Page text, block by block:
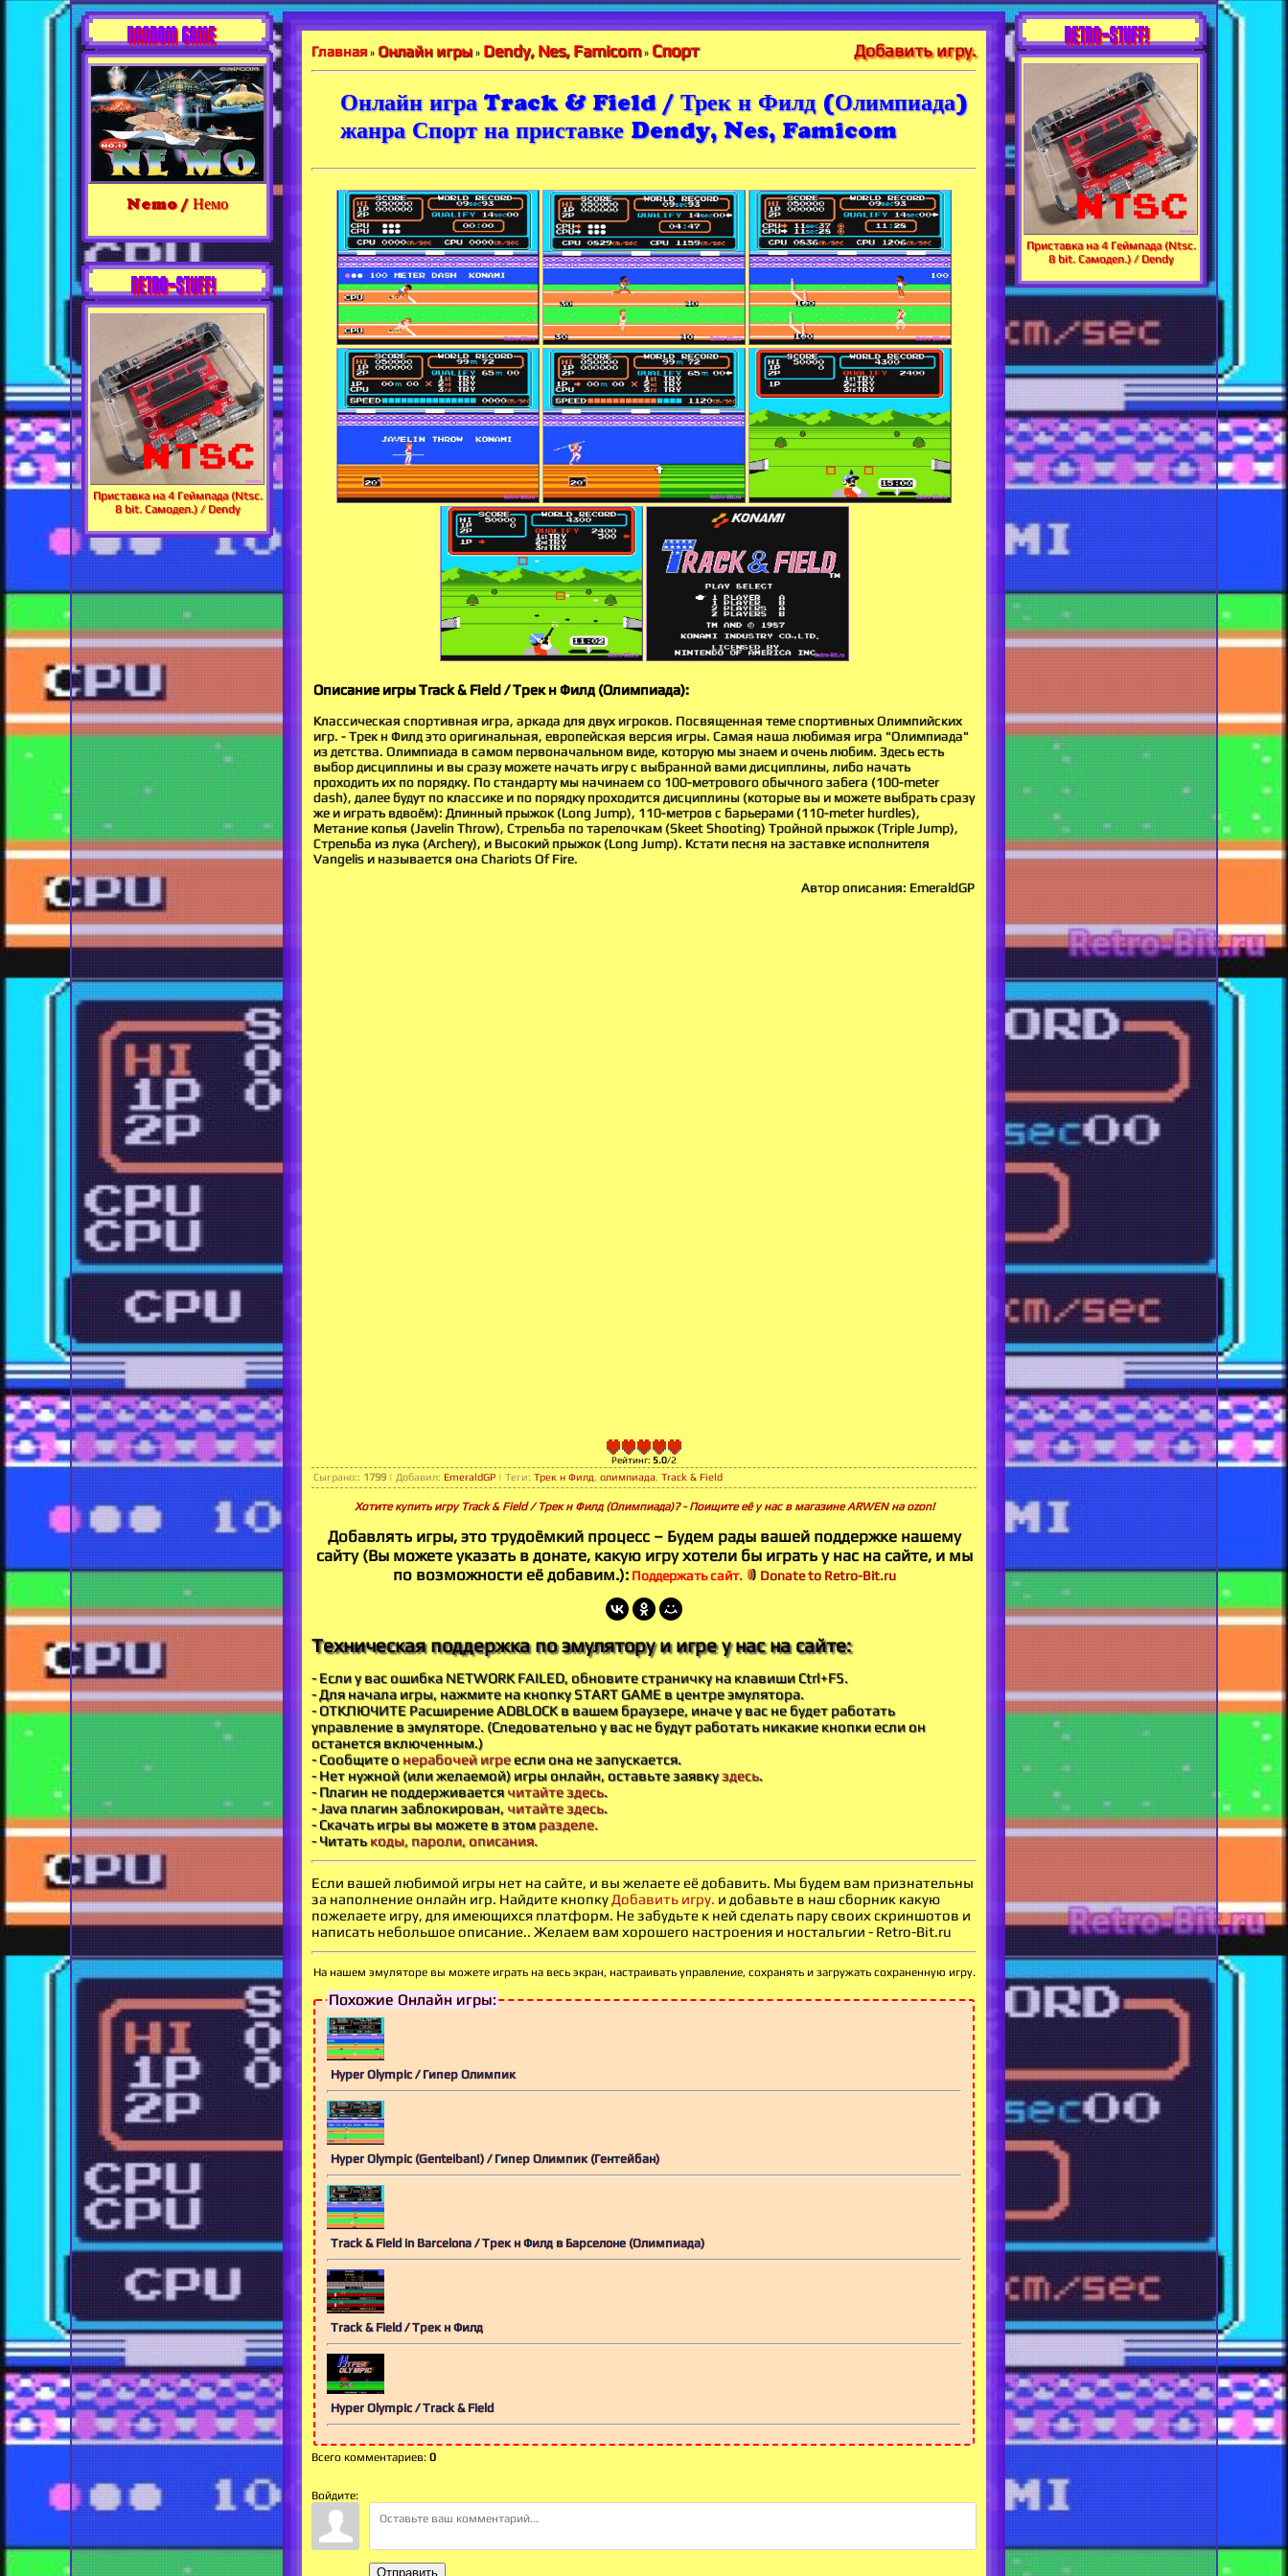
RANDOM GAME
Nemo / Немо
RETRO-STUFF!
Приставка на 4 Геймпада (Ntsc.
8 bit. Самодел.) / Dendy
Главная » Онлайн игры » Dendy, Nes, Famicom» Спорт Добавить игру.
Онлайн игра Track & Field / Трек н Филд (Олимпиада)
жанра Спорт на приставке Dendy, Nes, Famicom
Описание игры Track & Field / Трек н Филд (Олимпиада):
Классическая спортивная игра, аркада для двух игроков. Посвященная теме спортивных Олимпийских
игр. - Трек н Филд это оригинальная, европейская версия игры. Самая наша любимая игра "Олимпиада"
из детства. Олимпиада в самом первоначальном виде, которую мы знаем и очень любим. Здесь есть
выбор дисциплины и вы сразу можете начать игру с выбранной вами дисциплины, либо начать
проходить их по порядку. По стандарту мы начинаем со 100-метрового обычного забега (100-meter
dash), далее будут по классике и по порядку проходится дисциплины (которые вы и можете выбрать сразу
же и играть вдвоём): Длинный прыжок (Long Jump), 110-метров с барьерами (110-meter hurdles),
Метание копья (Javelin Throw), Стрельба по тарелочкам (Skeet Shooting) Тройной прыжок (Triple Jump),
Стрельба из лука (Archery), и Высокий прыжок (Long Jump). Кстати песня на заставке исполнителя
Vangelis и называется она Chariots Of Fire.
Автор описания: EmeraldGP
Рейтинг: 5.0/2
Сыграно:: 1799 | Добавил: EmeraldGP | Теги: Трек н Филд олимпиада Track & Field
Хотите купить игру Track & Field / Трек н Филд (Олимпиада)? - Поищите её у нас в магазине ARWEN на ozon!
Добавлять игры, это трудоёмкий процесс – Будем рады вашей поддержке нашему
сайту (Вы можете указать в донате, какую игру хотели бы играть у нас на сайте, и мы
по возможности её добавим.): Поддержать сайт. Donate to Retro-Bit.ru
Техническая поддержка по эмулятору и игре у нас на сайте:
- Если у вас ошибка NETWORK FAILED, обновите страничку на клавиши Ctrl+F5.
- Для начала игры, нажмите на кнопку START GAME в центре эмулятора.
- ОТКЛЮЧИТЕ Расширение ADBLOCK в вашем браузере, иначе у вас не будет работать
управление в эмуляторе. (Следовательно у вас не будут работать никакие кнопки если он
останется включенным.)
- Сообщите о нерабочей игреесли она не запускается.
- Нет нужной (или желаемой) игры онлайн, оставьте заявкуздесь.
- Плагин не поддерживаетсячитайте здесь.
- Java плагин заблокирован, читайте здесь.
- Скачать игры вы можете в этом разделе.
- Читатькоды, пароли, описания.
Если вашей любимой игры нет на сайте, и вы желаете её добавить. Мы будем вам признательны
за наполнение онлайн игр. Найдите кнопку Добавить игру. и добавьте в наш сборник какую
пожелаете игру, для имеющихся платформ. Не забудьте к ней сделать пару своих скриншотов и
написать небольшое описание.. Желаем вам хорошего настроения и ностальгии - Retro-Bit.ru
На нашем эмуляторе вы можете играть на весь экран, настраивать управление, сохранять и загружать сохраненную игру.
Похожие Онлайн игры:
Hyper Olympic / Гипер Олимпик
Hyper Olympic (Genteiban!) / Гипер Олимпик (Гентейбан)
Track & Field in Barcelona / Трек н Филд в Барселоне (Олимпиада)
Track & Field / Трек н Филд
Hyper Olympic / Track & Field
Всего комментариев: 0
Войдите:
Отправить
RETRO-STUFF!
Приставка на 4 Геймпада (Ntsc.
8 bit. Самодел.) / Dendy